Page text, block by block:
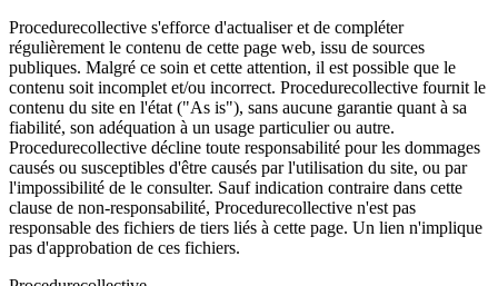
Procedurecollective s'efforce d'actualiser et de compléter
régulièrement le contenu de cette page web, issu de sources
publiques. Malgré ce soin et cette attention, il est possible que le
contenu soit incomplet et/ou incorrect. Procedurecollective fournit le
contenu du site en l'état ("As is"), sans aucune garantie quant à sa
fiabilité, son adéquation à un usage particulier ou autre.
Procedurecollective décline toute responsabilité pour les dommages
causés ou susceptibles d'être causés par l'utilisation du site, ou par
l'impossibilité de le consulter. Sauf indication contraire dans cette
clause de non-responsabilité, Procedurecollective n'est pas
responsable des fichiers de tiers liés à cette page. Un lien n'implique
pas d'approbation de ces fichiers.